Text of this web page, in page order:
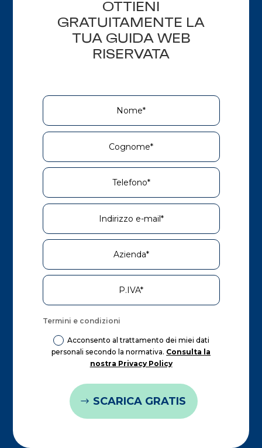
OTTIENI
GRATUITAMENTE LA
TUA GUIDA WEB
RISERVATA
Termini e condizioni
Acconsento al trattamento dei miei dati
personali secondo la normativa. Consulta la
nostra Privacy Policy
SCARICA GRATIS